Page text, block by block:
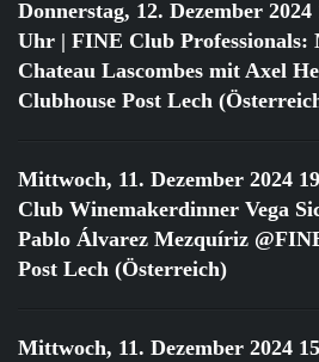
Donnerstag, 12. Dezember 2024
Uhr | FINE Club Professionals:
Chateau Lascombes mit Axel
Clubhouse Post Lech
Mittwoch, 11. Dezember 2024
Club Winemakerdinner Vega
Pablo Álvarez Mezquíriz
Post Lech (Österreich)
Mittwoch, 11. Dezember 2024